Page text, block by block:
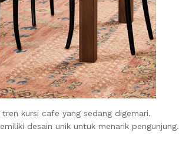
kursi cafe yang sedang digemari.
desain unik untuk menarik pengunjung.